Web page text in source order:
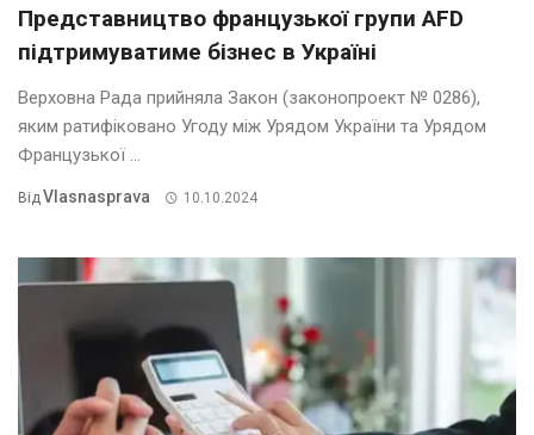
Представництво французької групи AFD
підтримуватиме бізнес в Україні
Верховна Рада прийняла Закон (законопроект № 0286),
яким ратифіковано Угоду між Урядом України та Урядом
Французької ...
Від Vlasnasprava 10.10.2024